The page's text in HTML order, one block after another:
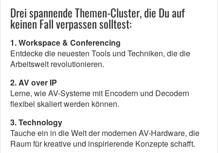
Drei spannende Themen-Cluster, die Du auf
keinen Fall verpassen solltest:
1. Workspace & Conferencing
Entdecke die neuesten Tools und Techniken, die die
Arbeitswelt revolutionieren.
2. AV over IP
Lerne, wie AV-Systeme mit Encodern und Decodern
flexibel skaliert werden können.
3. Technology
Tauche ein in die Welt der modernen AV-Hardware, die
Raum für kreative und inspirierende Konzepte schafft.